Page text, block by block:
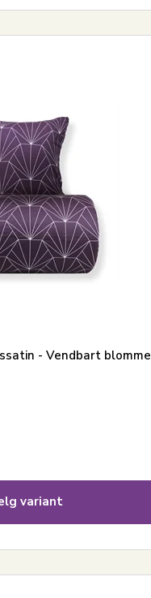
- Vendbart blomme
variant